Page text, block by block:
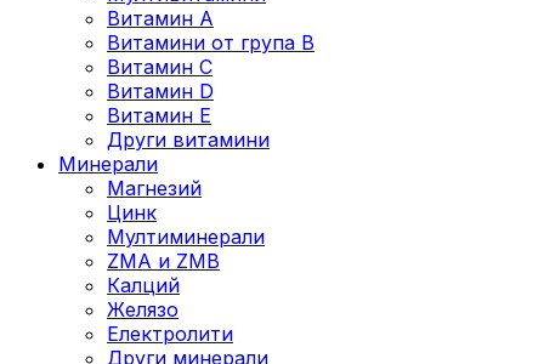
Витамин А
Витамини от група B
Витамин C
Витамин D
Витамин E
Други витамини
Минерали
Магнезий
Цинк
Мултиминерали
ZMA и ZMB
Калций
Желязо
Електролити
Други минерали